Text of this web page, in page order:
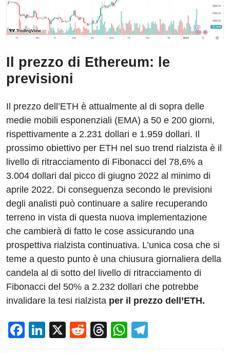
Il prezzo di Ethereum: le
previsioni
Il prezzo dell’ETH è attualmente al di sopra delle
medie mobili esponenziali (EMA) a 50 e 200 giorni,
rispettivamente a 2.231 dollari e 1.959 dollari. Il
prossimo obiettivo per ETH nel suo trend rialzista è il
livello di ritracciamento di Fibonacci del 78,6% a
3.004 dollari dal picco di giugno 2022 al minimo di
aprile 2022. Di conseguenza secondo le previsioni
degli analisti può continuare a salire recuperando
terreno in vista di questa nuova implementazione
che cambierà di fatto le cose assicurando una
prospettiva rialzista continuativa. L’unica cosa che si
teme a questo punto è una chiusura giornaliera della
candela al di sotto del livello di ritracciamento di
Fibonacci del 50% a 2.232 dollari che potrebbe
invalidare la tesi rialzista per il prezzo dell’ETH.
F
Li
X
R
T
W